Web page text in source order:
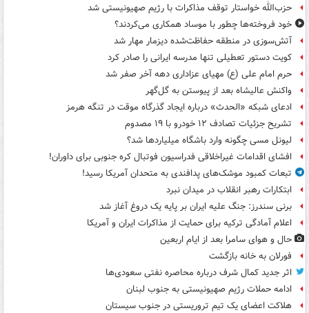
حزب‌الله خواستار توقف مذاکرات با رژیم صهیونیستی شد
خود فروخته‌ها چطور با موساد همکاری می‌کردند؟
آتش‌سوزی در منطقه حفاظت‌شده دیزمار مهار شد
کویت دستور تعطیلی تنها مدرسه ایرانی را صادر کرد
حرم امام علی (ع) مهیای عزاداری دهه آخر صفر شد
واکنش عالیشاه بعد از پیوستن به گل‌گهر
ادعای شبکه «الحدث» درباره ایجاد گذرگاه موقت در تنگه هرمز
تشریح جزئیات تصادف ۱۲ خودرو با ۱۹ مصدوم
لیونل مسی چگونه وارد باشگاه میلیاردها شد؟
افشای اقدامات غیراخلاقی فدراسیون فوتبال کره جنوبی برای داوران!
تبعات کمبود موشک‌های پدافندی به متحدان آمریکا رسید!
ابتکارات رهبر انقلاب در میدان نبرد
برنی سندرز: جنگ علیه ایران بر پایه یک دروغ آغاز شد
اعلام آمادگی ترکیه برای حمایت از مذاکرات ایران و آمریکا
حال و هوای سامرا بعد از ایام اربعین
فورلان به خانه بازگشت
اثر جدید کمال شرف درباره محاصره نفتی سعودی‌ها
ادامه حملات رژیم صهیونیستی به جنوب لبنان
هلاکت اعضای یک تیم تروریستی در جنوب سیستان